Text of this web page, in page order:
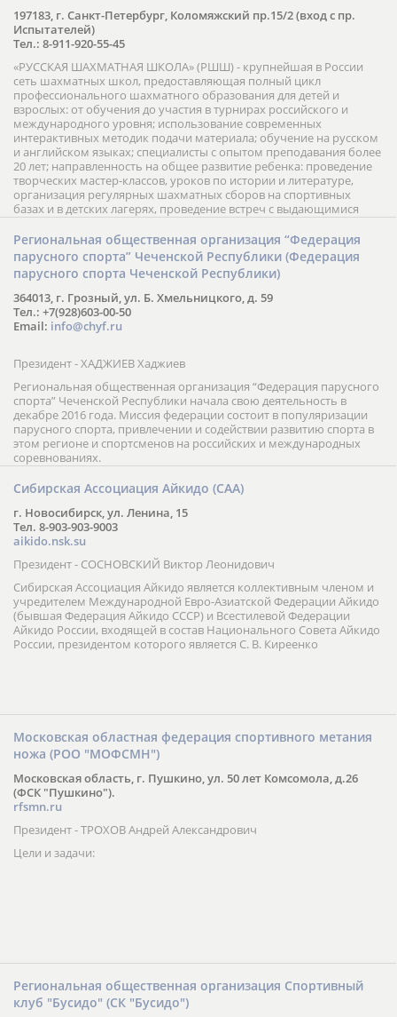
197183, г. Санкт-Петербург, Коломяжский пр.15/2 (вход с пр.
Испытателей)
Тел.: 8-911-920-55-45
«РУССКАЯ ШАХМАТНАЯ ШКОЛА» (РШШ) - крупнейшая в России
сеть шахматных школ, предоставляющая полный цикл
профессионального шахматного образования для детей и
взрослых: от обучения до участия в турнирах российского и
международного уровня; использование современных
интерактивных методик подачи материала; обучение на русском
и английском языках; специалисты с опытом преподавания более
20 лет; направленность на общее развитие ребенка: проведение
творческих мастер-классов, уроков по истории и литературе,
организация регулярных шахматных сборов на спортивных
базах и в детских лагерях, проведение встреч с выдающимися
шахматистами; корпоративное обучение; онлайн обучение в
форме вебинаров и индивидуальных занятий, круглые столы
российских и международных тренеров, организация фестивалей;
онлайн трансляция мероприятий и турниров.
Региональная общественная организация “Федерация
парусного спорта” Чеченской Республики (Федерация
парусного спорта Чеченской Республики)
364013, г. Грозный, ул. Б. Хмельницкого, д. 59
Тел.: +7(928)603-00-50
Email: info@chyf.ru
Президент - ХАДЖИЕВ Хаджиев
Региональная общественная организация “Федерация парусного
спорта” Чеченской Республики начала свою деятельность в
декабре 2016 года. Миссия федерации состоит в популяризации
парусного спорта, привлечении и содействии развитию спорта в
этом регионе и спортсменов на российских и международных
соревнованиях.
Сибирская Ассоциация Айкидо (САА)
г. Новосибирск, ул. Ленина, 15
Тел. 8-903-903-9003
aikido.nsk.su
Президент - СОСНОВСКИЙ Виктор Леонидович
Сибирская Ассоциация Айкидо является коллективным членом и
учредителем Международной Евро-Азиатской Федерации Айкидо
(бывшая Федерация Айкидо СССР) и Всестилевой Федерации
Айкидо России, входящей в состав Национального Совета Айкидо
России, президентом которого является С. В. Киреенко
Московская областная федерация спортивного метания
ножа (РОО "МОФСМН")
Московская область, г. Пушкино, ул. 50 лет Комсомола, д.26
(ФСК "Пушкино").
rfsmn.ru
Президент - ТРОХОВ Андрей Александрович
Цели и задачи:
Региональная общественная организация Спортивный
клуб "Бусидо" (СК "Бусидо")